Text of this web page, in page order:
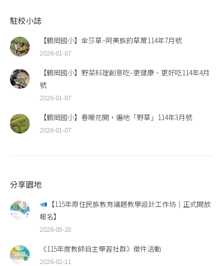
駐校小誌
【鶴岡國小】傘莎草–阿美族的草蓆114年7月號
2026-01-07
【鶴岡國小】野菜料理創意吃–更健康、更好吃114年4月
號
2026-01-07
【鶴岡國小】春暖花開，遍地「野草」114年3月號
2026-01-07
分享園地
【115年原住民族教育議題教學設計工作坊｜正式開放
報名】
2026-05-28
《115年度教師自主學習社群》徵件活動
2026-02-11